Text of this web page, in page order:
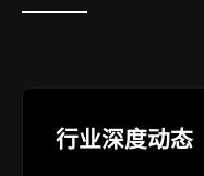
行业深度动态